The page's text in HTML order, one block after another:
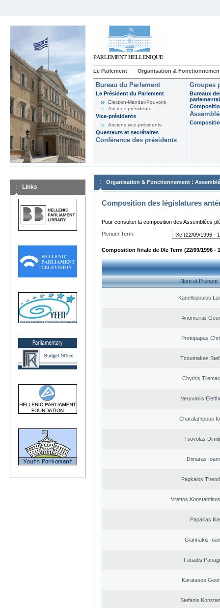
Le Parlement Organisation &
Bureau du Parlement
Le Président du Parlement
Election-Mandat-Pouvoirs
Anciens présidents
Vice-présidents
Anciens vice-présidents
Questeurs et secrétaires
Conférence des présidents
Groupes
Bureaux
Links
Organisation & Fonctionnement :
Composition des législatures
Pour consulter la composition des Assemblées
Plenum Term:
Composition finale de IXe Term (22/09/1996 -
Nom et Prénom
Kanellopoulos
Anomeritis
Protopapas
Tzoumakas
Chytiris
Veryvakis
Charalampous
Tsovolas
Dimaras
Pagkalos
Vrettos
Papailias
Giannakis
Fotiadis
Karatasos
Stefanis